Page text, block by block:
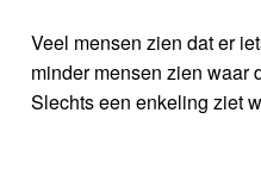
Veel mensen zien dat er
minder mensen zien waar
Slechts een enkeling ziet